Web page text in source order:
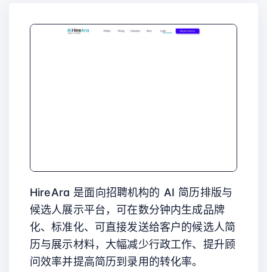
HireAra 是面向招聘机构的 AI 简历排版与
候选人展示平台，可在数分钟内生成品牌
化、标准化、可直接发送给客户的候选人简
历与展示材料，大幅减少行政工作、提升顾
问效率并提高简历到录用的转化率。